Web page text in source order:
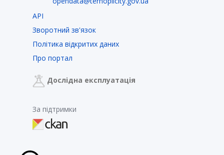
API
Зворотний зв'язок
Політика відкритих даних
Про портал
Дослідна експлуатація
За підтримки